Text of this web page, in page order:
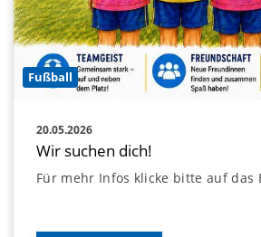
Fußball
20.05.2026
Wir suchen dich!
Für mehr Infos klicke bitte auf das